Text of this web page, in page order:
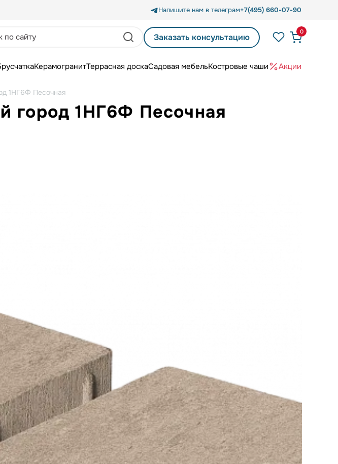
Напишите нам в телеграм+7(495) 660-07-90
Заказать консультацию
0
КерамогранитТеррасная доскаСадовая мебельКостровые чаши Акции
1НГ6Ф Песочная
город 1НГ6Ф Песочная